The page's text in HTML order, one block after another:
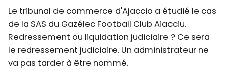
Le tribunal de commerce d'Ajaccio a étudié le cas
de la SAS du Gazélec Football Club Aiacciu.
Redressement ou liquidation judiciaire ? Ce sera
le redressement judiciaire. Un administrateur ne
va pas tarder à être nommé.